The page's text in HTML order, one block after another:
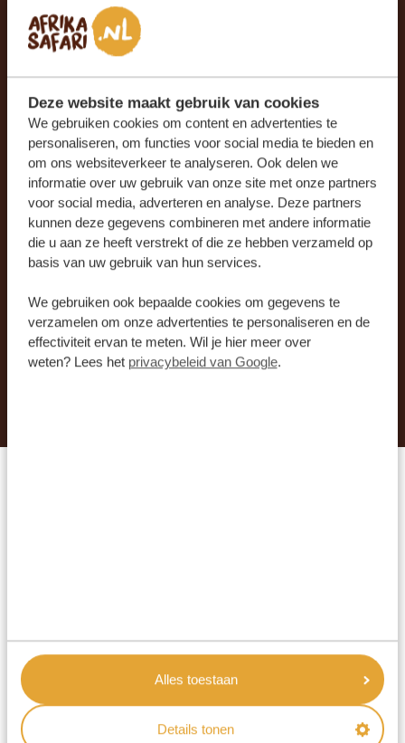
Deze website maakt gebruik van cookies
We gebruiken cookies om content en advertenties te
personaliseren, om functies voor social media te bieden en
om ons websiteverkeer te analyseren. Ook delen we
informatie over uw gebruik van onze site met onze partners
voor social media, adverteren en analyse. Deze partners
kunnen deze gegevens combineren met andere informatie
die u aan ze heeft verstrekt of die ze hebben verzameld op
basis van uw gebruik van hun services.
We gebruiken ook bepaalde cookies om gegevens te
verzamelen om onze advertenties te personaliseren en de
effectiviteit ervan te meten. Wil je hier meer over
weten? Lees het privacybeleid van Google.
Alles toestaan
Details tonen
+31
Land *
Ik meld me aan voor de nieuwsbrief en
ontvang graag nieuws en inspiratie voor mijn
volgende reis.
Door je gegevens in te vullen, ga je ermee akkoord dat
onze teams contact met je opnemen in
overeenstemming met onsprivacybeleid
Reactie binnen 24 uur